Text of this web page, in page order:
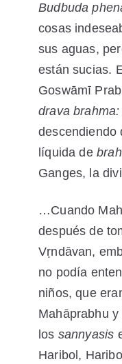
Budbuda
cosas
sus aguas,
están sucias.
Goswāmī
drava brahma:
descendiendo
líquida de
Ganges, la
…Cuando
después de
Vṛndāvan,
no podía
niños, que
Mahāprabhu
los sannyasis
Haribol,